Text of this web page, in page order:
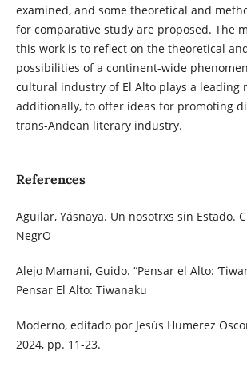
examined, and some theoretical and
for comparative study are proposed. The
this work is to reflect on the theoretical
possibilities of a continent-wide
cultural industry of El Alto plays a leading
additionally, to offer ideas for promoting
trans-Andean literary industry.
References
Aguilar, Yásnaya. Un nosotrxs sin Estado.
NegrO
Alejo Mamani, Guido. “Pensar el Alto:
Pensar El Alto: Tiwanaku
Moderno, editado por Jesús Humerez
2024, pp. 11-23.